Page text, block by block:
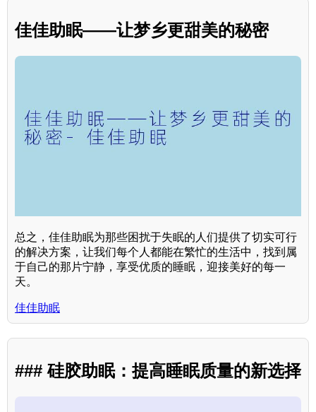
佳佳助眠——让梦乡更甜美的秘密
总之，佳佳助眠为那些困扰于失眠的人们提供了切实可行
的解决方案，让我们每个人都能在繁忙的生活中，找到属
于自己的那片宁静，享受优质的睡眠，迎接美好的每一
天。
佳佳助眠
### 硅胶助眠：提高睡眠质量的新选择